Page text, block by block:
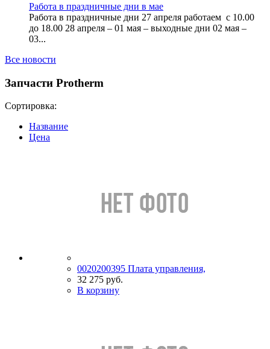
Работа в праздничные дни в мае
Работа в праздничные дни 27 апреля работаем с 10.00
до 18.00 28 апреля – 01 мая – выходные дни 02 мая –
03...
Все новости
Запчасти Protherm
Сортировка:
Название
Цена
0020200395 Плата управления,
32 275 руб.
В корзину